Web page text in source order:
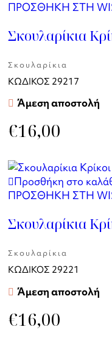
ΠΡΟΣΘΗΚΗ ΣΤΗ
Σκουλαρίκια
Σκουλαρίκια
ΚΩΔΙΚΟΣ 29217
Άμεση αποστολή
€16,00
Προσθήκη στο
ΠΡΟΣΘΗΚΗ ΣΤΗ
Σκουλαρίκια
Σκουλαρίκια
ΚΩΔΙΚΟΣ 29221
Άμεση αποστολή
€16,00